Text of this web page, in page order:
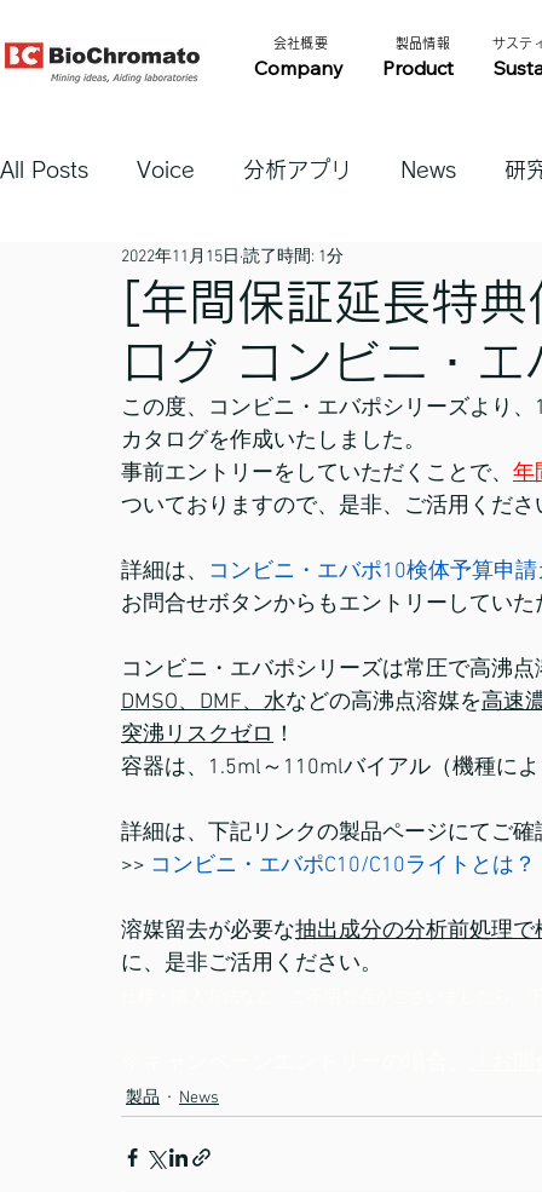
Company Product
​製品情報​​
​会社概要​​ サステ
All Posts Voice 分析アプリ News 研
[年間保証延長特
ログ コンビニ・
2022年11月15日 読了時間: 1分
この度、コンビニ・エバポシリーズより
カタログを作成いたしました。
事前エントリーをしていただくことで、 年
ついておりますので、是非、ご活用くださ
詳細は、 コンビニ・エバポ10検体予算申
お問合せボタンからもエントリーしてい
コンビニ・エバポシリーズは常圧で高沸
DMSO、DMF、水などの高沸点溶媒を高速
突沸リスクゼロ ！
容器は、1.5ml～110mlバイアル（機種に
詳細は、下記リンクの製品ページにてご
>> コンビニ・エバポC10/C10ライトとは？
溶媒留去が必要な抽出成分の分析前処理
に、是非ご活用ください。
製品 News